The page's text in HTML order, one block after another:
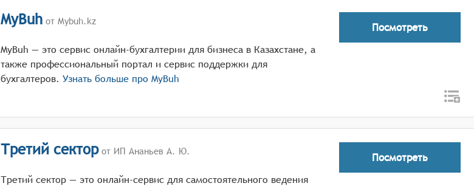
MyBuh от Mybuh.kz
MyBuh — это сервис онлайн-бухгалтерии для бизнеса в Казахстане, а
также профессиональный портал и сервис поддержки для
бухгалтеров. Узнать больше про MyBuh
Посмотреть
Третий секторот ИП Ананьев А. Ю.
Третий сектор — это онлайн-сервис для самостоятельного ведения
Посмотреть